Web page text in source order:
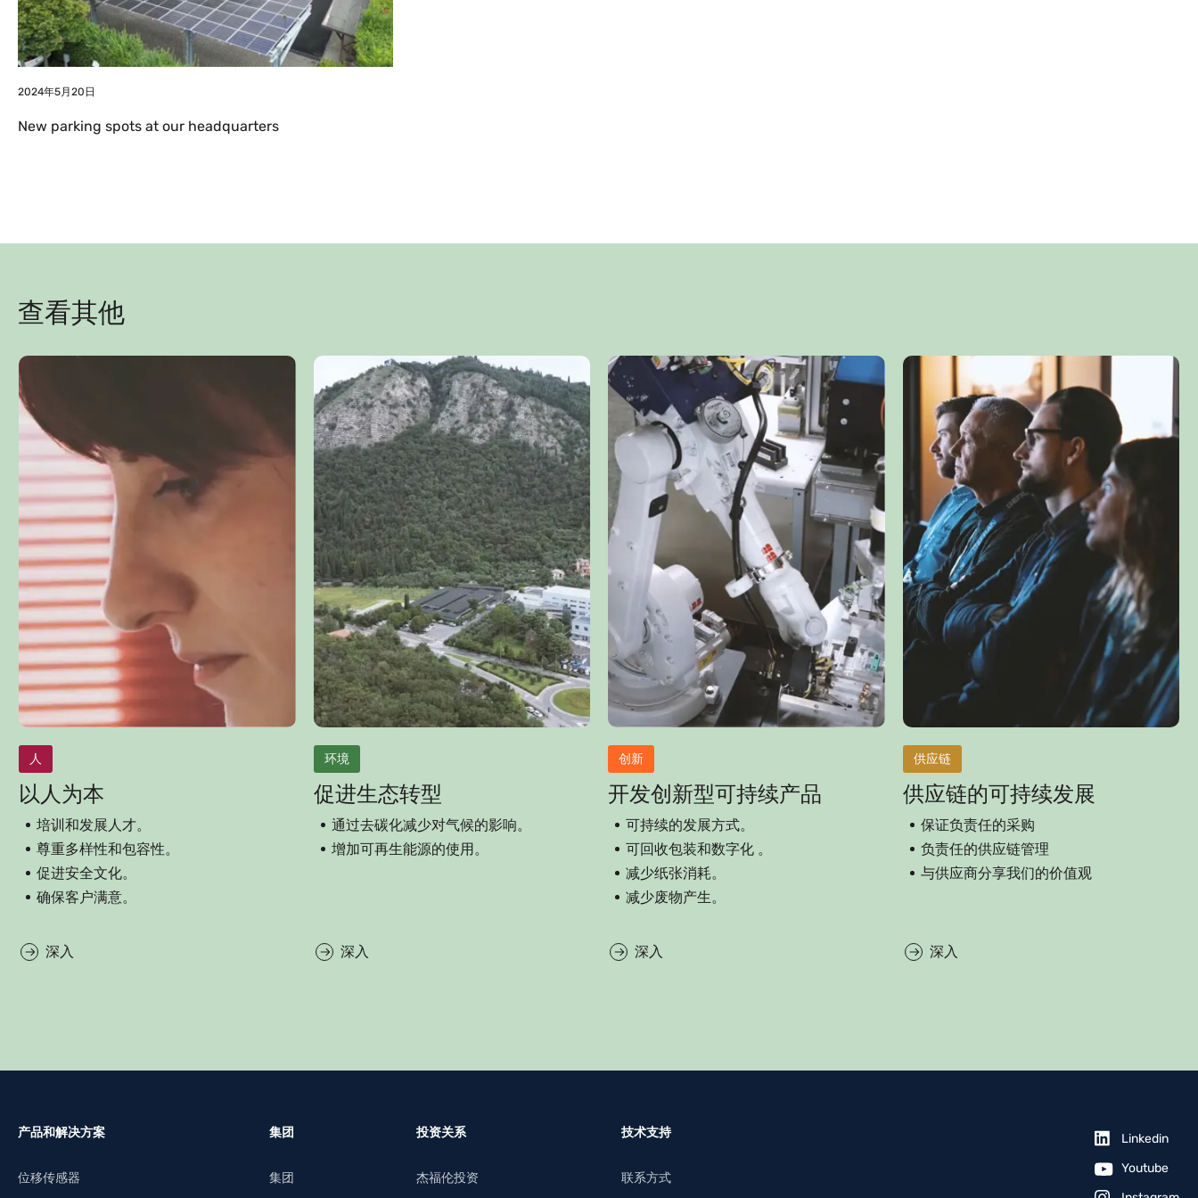
2024年5月20日
New parking spots at our headquarters
查看其他
人
以人为本
培训和发展人才。
尊重多样性和包容性。
促进安全文化。
确保客户满意。
深入
环境
促进生态转型
通过去碳化减少对气候的影响。
增加可再生能源的使用。
深入
创新
开发创新型可持续产品
可持续的发展方式。
可回收包装和数字化 。
减少纸张消耗。
减少废物产生。
深入
供应链
供应链的可持续发展
保证负责任的采购
负责任的供应链管理
与供应商分享我们的价值观
深入
产品和解决方案
位移传感器
集团
集团
投资关系
杰福伦投资
技术支持
联系方式
Linkedin
Youtube